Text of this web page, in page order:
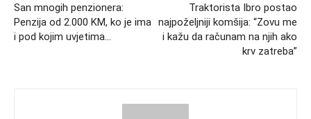
San mnogih penzionera:
Penzija od 2.000 KM, ko je ima
i pod kojim uvjetima…
Traktorista Ibro postao
najpoželjniji komšija: “Zovu me
i kažu da računam na njih ako
krv zatreba”